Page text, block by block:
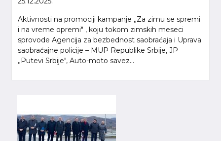
Aktivnosti na promociji kampanje „Za zimu se spremi
i na vreme opremi" , koju tokom zimskih meseci
sprovode Agencija za bezbednost saobraćaja i Uprava
saobraćajne policije – MUP Republike Srbije, JP
„Putevi Srbije", Auto-moto savez...